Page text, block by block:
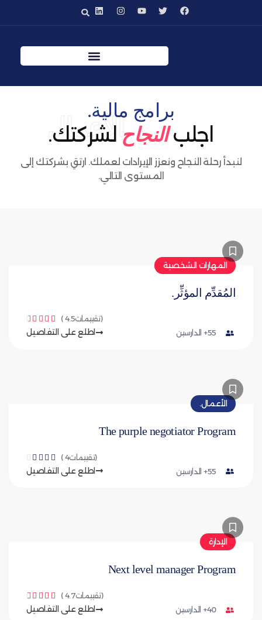
برامج مالية.
الأعمال اجلبالنجاح لشركتك.
لنبدأ رحلة النجاح ونعزز الإيرادات لعملك. ارتقِ بشركتك إلى
المستوى التالي.
المهارات الشخصية
المُقدِّم المؤثِّر.
(تقييمات4.5 ) 




55+ الدارسين اطلع على التفاصيل
الأعمال.
The purple negotiator Program
(تقييمات4 ) 




55+ الدارسين اطلع على التفاصيل
الإدارة
Next level manager Program
(تقييمات4.7 ) 




40+ الدارسين اطلع على التفاصيل